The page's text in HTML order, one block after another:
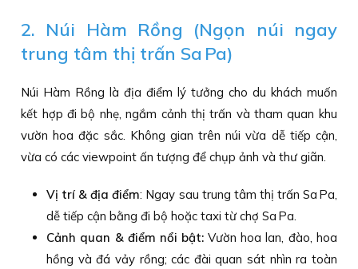
2. Núi Hàm Rồng (Ngọn núi ngay
trung tâm thị trấn Sa Pa)
Núi Hàm Rồng là địa điểm lý tưởng cho du khách muốn
kết hợp đi bộ nhẹ, ngắm cảnh thị trấn và tham quan khu
vườn hoa đặc sắc. Không gian trên núi vừa dễ tiếp cận,
vừa có các viewpoint ấn tượng để chụp ảnh và thư giãn.
Vị trí & địa điểm: Ngay sau trung tâm thị trấn Sa Pa,
dễ tiếp cận bằng đi bộ hoặc taxi từ chợ Sa Pa.
Cảnh quan & điểm nổi bật: Vườn hoa lan, đào, hoa
hồng và đá vảy rồng; các đài quan sát nhìn ra toàn